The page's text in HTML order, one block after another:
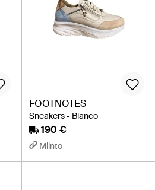
FOOTNOTES
Sneakers - Blanco
190 €
Miinto